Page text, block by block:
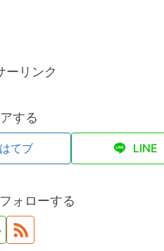
ーリンク
する
はてブ LINE
ォローする